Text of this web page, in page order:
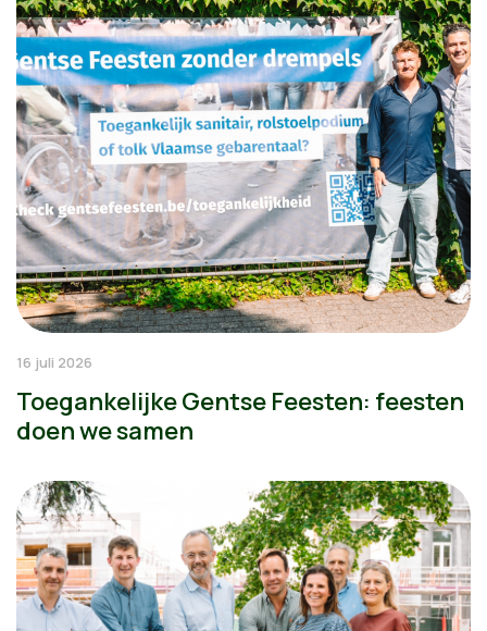
16 juli 2026
Toegankelijke Gentse Feesten: feesten
doen we samen